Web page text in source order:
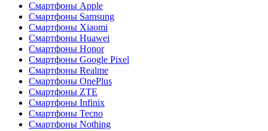
Смартфоны Apple
Смартфоны Samsung
Смартфоны Xiaomi
Смартфоны Huawei
Смартфоны Honor
Смартфоны Google Pixel
Смартфоны Realme
Смартфоны OnePlus
Смартфоны ZTE
Смартфоны Infinix
Смартфоны Tecno
Смартфоны Nothing